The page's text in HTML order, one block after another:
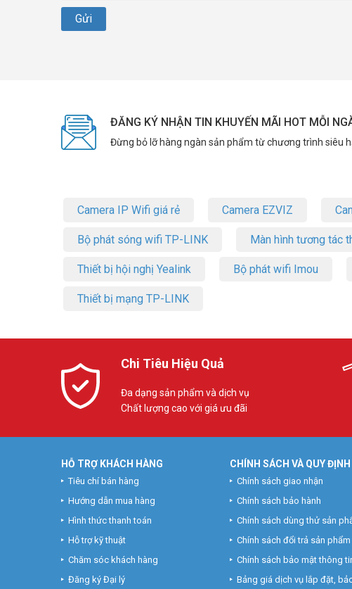
ĐĂNG KÝ NHẬN TIN KHUYẾN MÃI HOT MỖI
Đừng bỏ lỡ hàng ngàn sản phẩm từ chương trình siêu
Camera IP Wifi giá rẻ Camera EZVIZ
Bộ phát sóng wifi TP-LINK Màn hình tương tác
Thiết bị hội nghị Yealink Bộ phát wifi Imou
Thiết bị mạng TP-LINK
Chi Tiêu Hiệu Quả
Đa dạng sản phẩm và dịch vụ
Chất lượng cao với giá ưu đãi
HỖ TRỢ KHÁCH HÀNG
Tiêu chí bán hàng
Hướng dẫn mua hàng
Hình thức thanh toán
Hỗ trợ kỹ thuật
Chăm sóc khách hàng
Đăng ký Đại lý
CHÍNH SÁCH VÀ QUY ĐỊNH
Chính sách giao nhận
Chính sách bảo hành
Chính sách dùng thử sản
Chính sách đổi trả sản phẩm
Chính sách bảo mật thông
Bảng giá dịch vụ lắp đặt,